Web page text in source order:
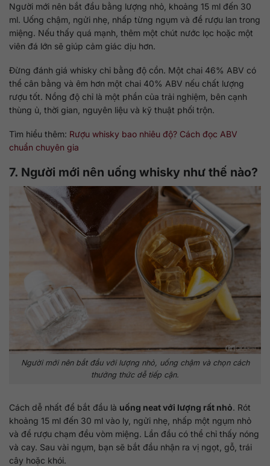
Người mới nên bắt đầu bằng lượng nhỏ, khoảng 15 ml đến 30
ml. Uống chậm, ngửi nhẹ, nhấp từng ngụm và để rượu lan trong
miệng. Nếu thấy quá mạnh, thêm một chút nước lọc hoặc một
viên đá lớn sẽ giúp cảm giác dịu hơn.
Đừng đánh giá whisky chỉ bằng độ cồn. Một chai 46% ABV có
thể cân bằng và êm hơn một chai 40% ABV nếu chất lượng
rượu tốt. Nồng độ chỉ là một phần của trải nghiệm, bên cạnh
thùng ủ, thời gian, nguyên liệu và kỹ thuật phối trộn.
Tìm hiểu thêm: Rượu whisky bao nhiêu độ? Cách đọc ABV
chuẩn chuyên gia
7. Người mới nên uống whisky như thế nào?
Người mới nên bắt đầu với lượng nhỏ, uống chậm và chọn cách
thưởng thức dễ tiếp cận.
Cách dễ nhất để bắt đầu là uống neat với lượng rất nhỏ. Rót
khoảng 15 ml đến 30 ml vào ly, ngửi nhẹ, nhấp một ngụm nhỏ
và để rượu chạm đều vòm miệng. Lần đầu có thể chỉ thấy nóng
và cay. Sau vài ngụm, bạn sẽ bắt đầu nhận ra vị ngọt, gỗ, trái
cây hoặc khói.